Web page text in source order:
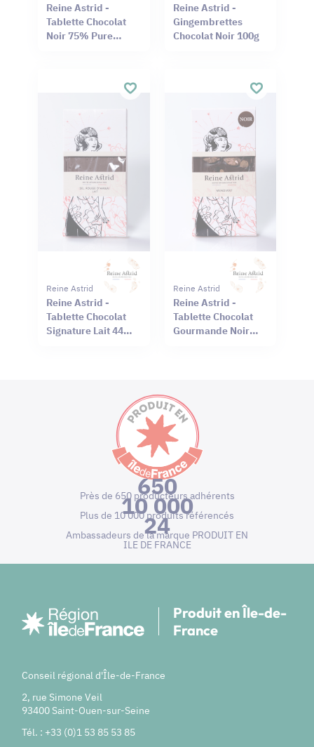
Reine Astrid -
Tablette Chocolat
Noir 75% Pure
Reine Astrid -
Gingembrettes
Chocolat Noir 100g
Reine Astrid
Reine Astrid -
Tablette Chocolat
Signature Lait 44%
Reine Astrid
Reine Astrid -
Tablette Chocolat
Gourmande Noir
650
Près de 650 producteurs adhérents
10 000
Plus de 10 000 produits référencés
24
Ambassadeurs de la marque PRODUIT EN
ILE DE FRANCE
Produit en Île-de-
France
Conseil régional d'Île-de-France
2, rue Simone Veil
93400 Saint-Ouen-sur-Seine
Tél. : +33 (0)1 53 85 53 85